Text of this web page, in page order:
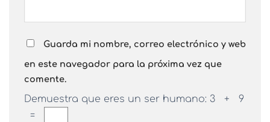
Guarda mi nombre, correo electrónico y web
en este navegador para la próxima vez que
comente.
Demuestra que eres un ser humano: 3 + 9
=